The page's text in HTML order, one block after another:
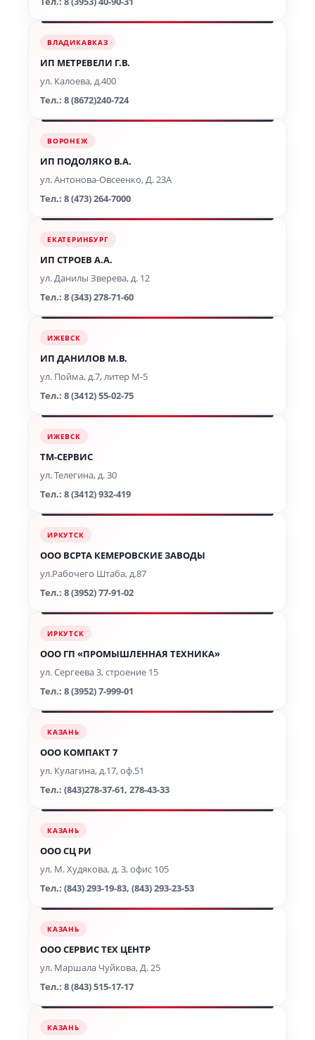
ВЛАДИКАВКАЗ
ИП МЕТРЕВЕЛИ Г.В.
ул. Калоева, д.400
Тел.: 8 (8672)240-724
ВОРОНЕЖ
ИП ПОДОЛЯКО В.А.
ул. Антонова-Овсеенко, Д. 23А
Тел.: 8 (473) 264-7000
ЕКАТЕРИНБУРГ
ИП СТРОЕВ А.А.
ул. Данилы Зверева, д. 12
Тел.: 8 (343) 278-71-60
ИЖЕВСК
ИП ДАНИЛОВ М.В.
ул. Пойма, д.7, литер М-5
Тел.: 8 (3412) 55-02-75
ИЖЕВСК
ТМ-СЕРВИС
ул. Телегина, д. 30
Тел.: 8 (3412) 932-419
ИРКУТСК
ООО ВСРТА КЕМЕРОВСКИЕ ЗАВОДЫ
ул.Рабочего Штаба, д.87
Тел.: 8 (3952) 77-91-02
ИРКУТСК
ООО ГП «ПРОМЫШЛЕННАЯ ТЕХНИКА»
ул. Сергеева 3, строение 15
Тел.: 8 (3952) 7-999-01
КАЗАНЬ
ООО КОМПАКТ 7
ул. Кулагина, д.17, оф.51
Тел.: (843)278-37-61, 278-43-33
КАЗАНЬ
ООО СЦ РИ
ул. М. Худякова, д. 3, офис 105
Тел.: (843) 293-19-83, (843) 293-23-53
КАЗАНЬ
ООО СЕРВИС ТЕХ ЦЕНТР
ул. Маршала Чуйкова, Д. 25
Тел.: 8 (843) 515-17-17
КАЗАНЬ